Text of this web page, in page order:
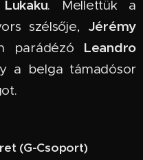
. Mellettük a
szélsője, Jérémy
parádézó Leandro
a belga támadósor
(G-Csoport)